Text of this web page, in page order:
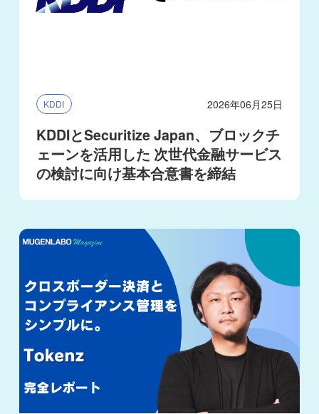
KDDI 2026年06月25日
KDDIとSecuritize Japan、ブロックチ
ェーンを活用した 次世代金融サービス
の検討に向け基本合意書を締結